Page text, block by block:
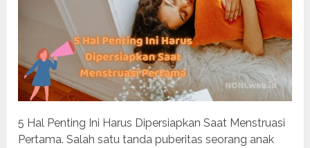
5 Hal Penting Ini Harus Dipersiapkan Saat Menstruasi
Pertama. Salah satu tanda puberitas seorang anak